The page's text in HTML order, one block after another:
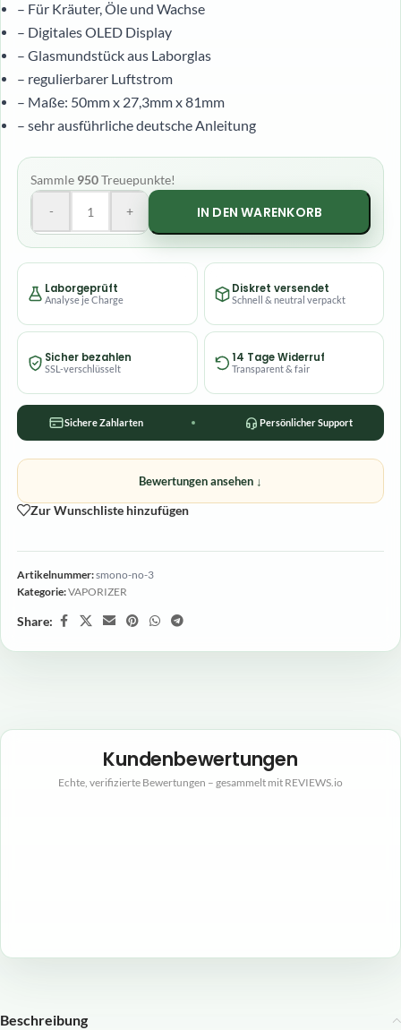
– Für Kräuter, Öle und Wachse
– Digitales OLED Display
– Glasmundstück aus Laborglas
– regulierbarer Luftstrom
– Maße: 50mm x 27,3mm x 81mm
– sehr ausführliche deutsche Anleitung
Sammle 950Treuepunkte!
- + IN DEN WARENKORB
Laborgeprüft
Analyse je Charge
Diskret versendet
Schnell & neutral verpackt
Sicher bezahlen
SSL-verschlüsselt
14 Tage Widerruf
Transparent & fair
Sichere Zahlarten Persönlicher Support
Bewertungen ansehen ↓
Zur Wunschliste hinzufügen
Artikelnummer:smono-no-3
Kategorie:VAPORIZER
Share:
Kundenbewertungen
Echte, verifizierte Bewertungen – gesammelt mit REVIEWS.io
Beschreibung